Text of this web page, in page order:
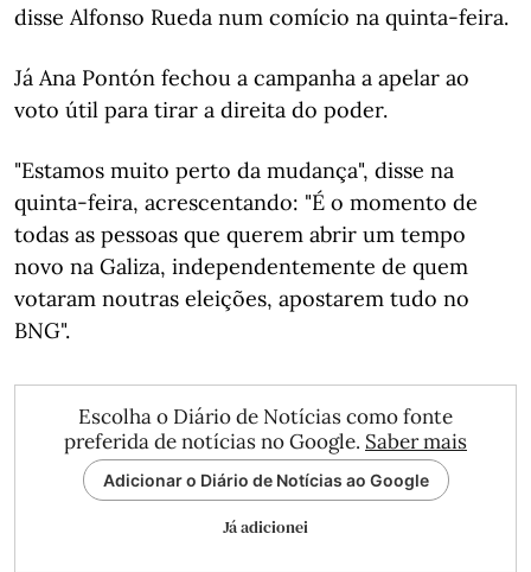
disse Alfonso Rueda num comício na quinta-feira.
Já Ana Pontón fechou a campanha a apelar ao
voto útil para tirar a direita do poder.
"Estamos muito perto da mudança", disse na
quinta-feira, acrescentando: "É o momento de
todas as pessoas que querem abrir um tempo
novo na Galiza, independentemente de quem
votaram noutras eleições, apostarem tudo no
BNG".
Escolha o Diário de Notícias como fonte
preferida de notícias no Google. Saber mais
Adicionar o Diário de Notícias ao Google
Já adicionei